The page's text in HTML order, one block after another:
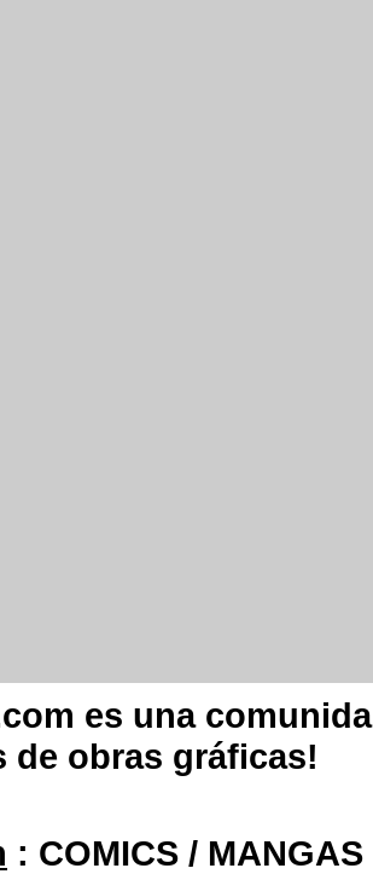
es una
de obras gráficas!
: COMICS /